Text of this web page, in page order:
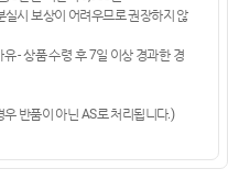
시 보상이 어려우므로 권장하지 않
- 상품 수령 후 7일 이상 경과한 경
반품이 아닌 AS로 처리됩니다.)